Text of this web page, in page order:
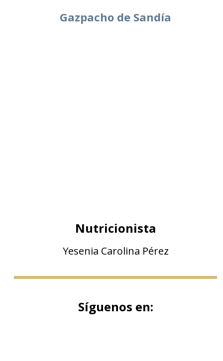
Gazpacho de Sandía
Nutricionista
Yesenia Carolina Pérez
Síguenos en: